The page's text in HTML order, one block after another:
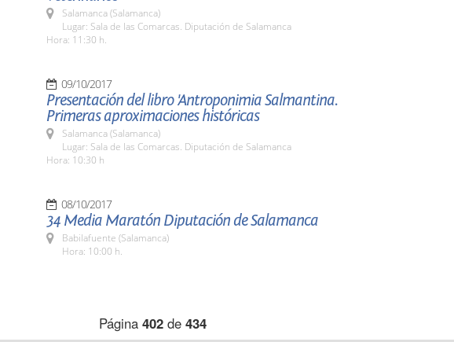
Salamanca (Salamanca)
Lugar: Sala de las Comarcas. Diputación de Salamanca
Hora: 11:30 h.
09/10/2017
Presentación del libro 'Antroponimia Salmantina.
Primeras aproximaciones históricas
Salamanca (Salamanca)
Lugar: Sala de las Comarcas. Diputación de Salamanca
Hora: 10:30 h
08/10/2017
34 Media Maratón Diputación de Salamanca
Babilafuente (Salamanca)
Hora: 10:00 h.
Página 402de 434